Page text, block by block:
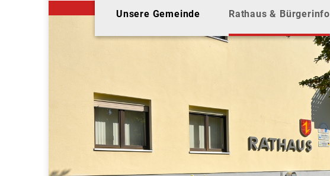
Unsere Gemeinde Rathaus & Bürgerinfo